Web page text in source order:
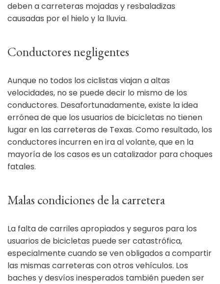
deben a carreteras mojadas y resbaladizas
causadas por el hielo y la lluvia.
Conductores negligentes
Aunque no todos los ciclistas viajan a altas
velocidades, no se puede decir lo mismo de los
conductores. Desafortunadamente, existe la idea
errónea de que los usuarios de bicicletas no tienen
lugar en las carreteras de Texas. Como resultado, los
conductores incurren en ira al volante, que en la
mayoría de los casos es un catalizador para choques
fatales.
Malas condiciones de la carretera
La falta de carriles apropiados y seguros para los
usuarios de bicicletas puede ser catastrófica,
especialmente cuando se ven obligados a compartir
las mismas carreteras con otros vehículos. Los
baches y desvíos inesperados también pueden ser